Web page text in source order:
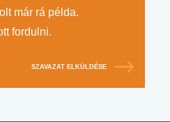
már rá példa.
fordulni.
SZAVAZAT ELKÜLDÉSE